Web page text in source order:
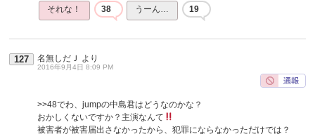
それな！ 38 うーん… 19
127 名無しだＪ より
2016年9月4日 8:09 PM
>>48でわ、jumpの中島君はどうなのかな？
おかしくないですか？主演なんて
被害者が被害届出さなかったから、犯罪にならなかっただけでは？